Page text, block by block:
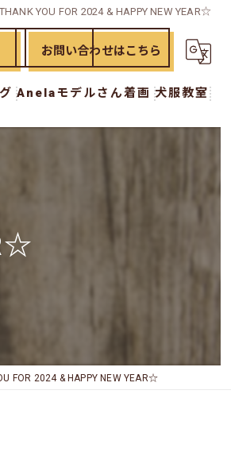
YOU FOR 2024 & HAPPY NEW YEAR☆
お問い合わせはこちら
Anelaモデルさん着画 犬服教室
FOR 2024 & HAPPY NEW YEAR☆